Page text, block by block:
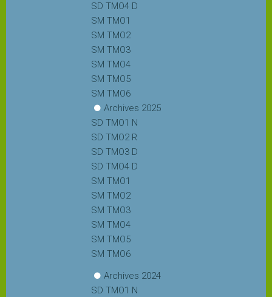
SD TMO4 D
SM TMO1
SM TMO2
SM TMO3
SM TMO4
SM TMO5
SM TMO6
Archives 2025
SD TMO1 N
SD TMO2 R
SD TMO3 D
SD TMO4 D
SM TMO1
SM TMO2
SM TMO3
SM TMO4
SM TMO5
SM TMO6
Archives 2024
SD TMO1 N